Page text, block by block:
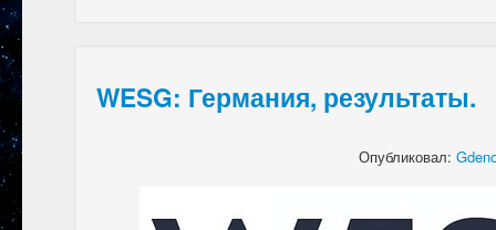
WESG: Германия, результаты.
Опубликовал: